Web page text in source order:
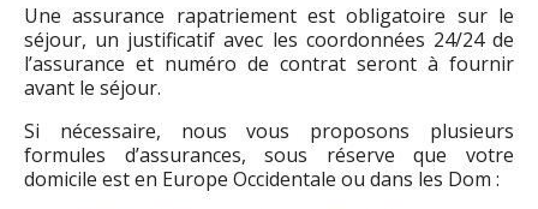
Une assurance rapatriement est obligatoire sur le
séjour, un justificatif avec les coordonnées 24/24 de
l’assurance et numéro de contrat seront à fournir
avant le séjour.
Si nécessaire, nous vous proposons plusieurs
formules d’assurances, sous réserve que votre
domicile est en Europe Occidentale ou dans les Dom :